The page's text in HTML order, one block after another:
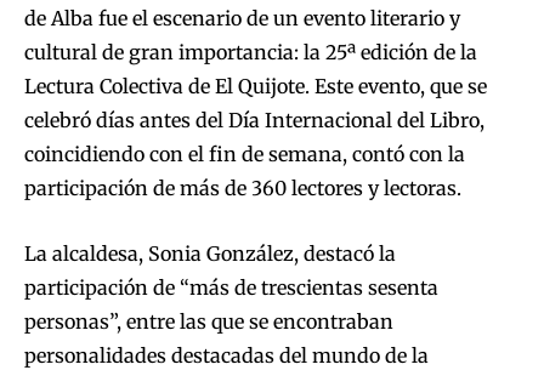
de Alba fue el escenario de un evento literario y
cultural de gran importancia: la 25ª edición de la
Lectura Colectiva de El Quijote. Este evento, que se
celebró días antes del Día Internacional del Libro,
coincidiendo con el fin de semana, contó con la
participación de más de 360 lectores y lectoras.
La alcaldesa, Sonia González, destacó la
participación de “más de trescientas sesenta
personas”, entre las que se encontraban
personalidades destacadas del mundo de la